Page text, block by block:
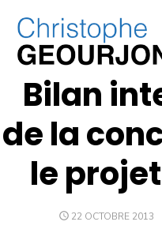
COLLECTIVITÉ ECONOMIE ,
Bilan
de la
le
22 OCTOBRE 2013